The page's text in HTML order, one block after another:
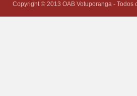
Copyright © 2013 OAB Votuporanga - Todos